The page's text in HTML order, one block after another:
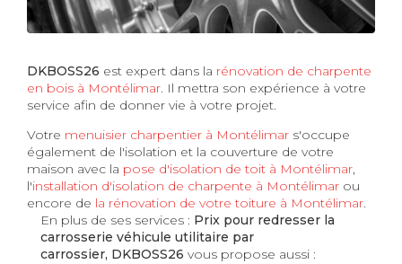
DKBOSS26 est expert dans la rénovation de charpente
en bois à Montélimar. Il mettra son expérience à votre
service afin de donner vie à votre projet.
Votre menuisier charpentier à Montélimar s'occupe
également de l'isolation et la couverture de votre
maison avec la pose d'isolation de toit à Montélimar,
l'installation d'isolation de charpente à Montélimar ou
encore de la rénovation de votre toiture à Montélimar.
En plus de ses services : Prix pour redresser la
carrosserie véhicule utilitaire par
carrossier, DKBOSS26 vous propose aussi :